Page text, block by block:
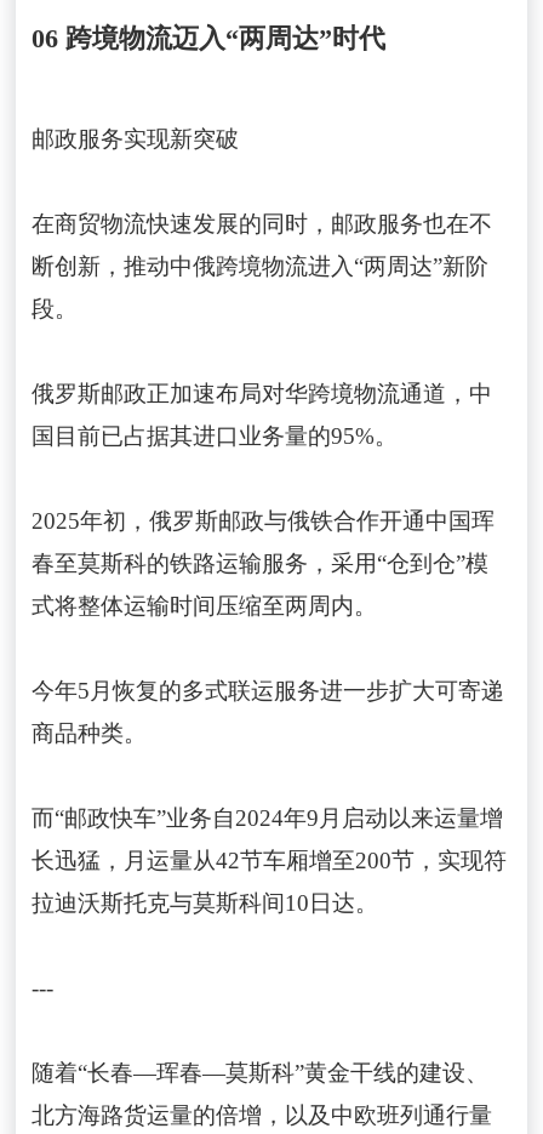
06 跨境物流迈入“两周达”时代
邮政服务实现新突破
在商贸物流快速发展的同时，邮政服务也在不
断创新，推动中俄跨境物流进入“两周达”新阶
段。
俄罗斯邮政正加速布局对华跨境物流通道，中
国目前已占据其进口业务量的95%。
2025年初，俄罗斯邮政与俄铁合作开通中国珲
春至莫斯科的铁路运输服务，采用“仓到仓”模
式将整体运输时间压缩至两周内。
今年5月恢复的多式联运服务进一步扩大可寄递
商品种类。
而“邮政快车”业务自2024年9月启动以来运量增
长迅猛，月运量从42节车厢增至200节，实现符
拉迪沃斯托克与莫斯科间10日达。
---
随着“长春—珲春—莫斯科”黄金干线的建设、
北方海路货运量的倍增，以及中欧班列通行量